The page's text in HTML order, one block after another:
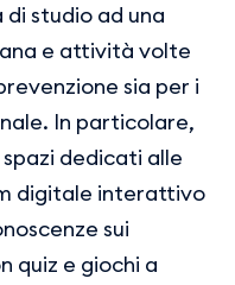
di studio ad una
e attività volte
sia per i
In particolare,
dedicati alle
digitale interattivo
sui
quiz e giochi a